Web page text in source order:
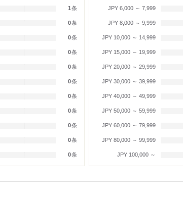
1条
0条
0条
0条
0条
0条
0条
0条
0条
0条
0条
JPY 6,000 ～ 7,999
JPY 8,000 ～ 9,999
JPY 10,000 ～ 14,999
JPY 15,000 ～ 19,999
JPY 20,000 ～ 29,999
JPY 30,000 ～ 39,999
JPY 40,000 ～ 49,999
JPY 50,000 ～ 59,999
JPY 60,000 ～ 79,999
JPY 80,000 ～ 99,999
JPY 100,000 ～